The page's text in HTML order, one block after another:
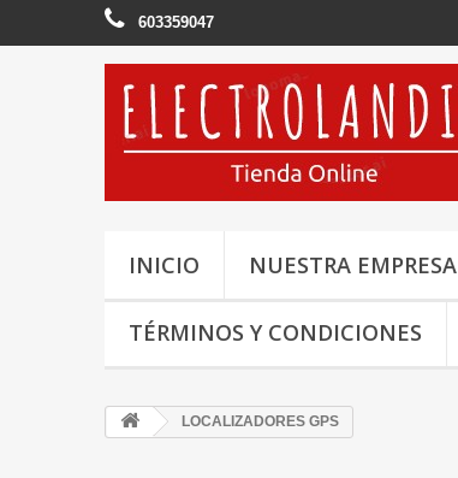
603359047
INICIO NUESTRA EMPRESA
TÉRMINOS Y CONDICIONES
LOCALIZADORES GPS